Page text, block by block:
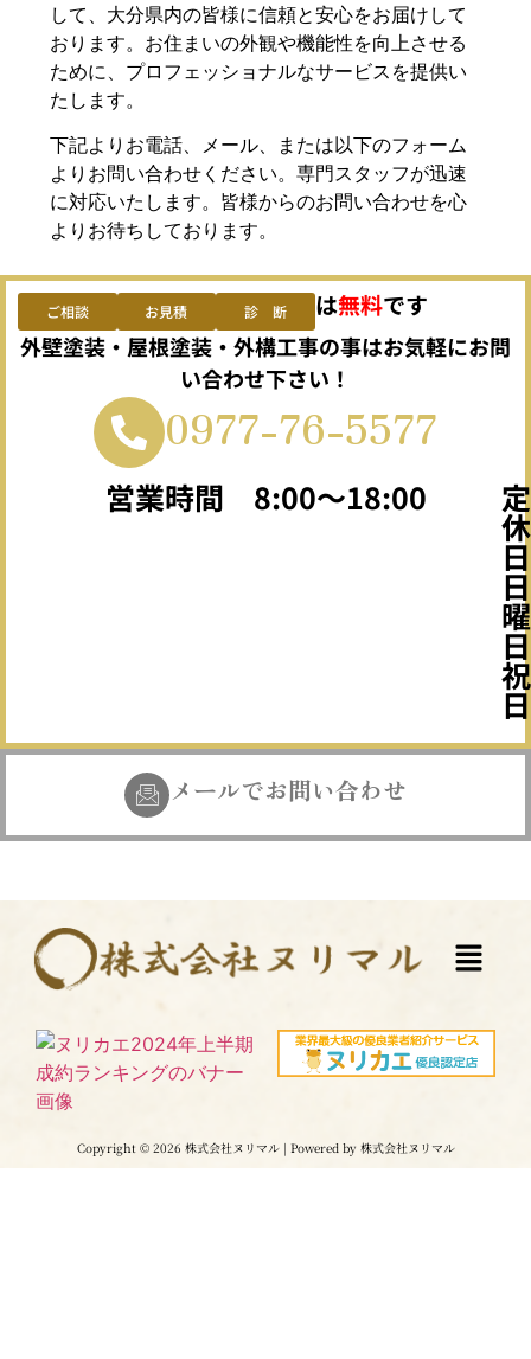
して、大分県内の皆様に信頼と安心をお届けして
おります。お住まいの外観や機能性を向上させる
ために、プロフェッショナルなサービスを提供い
たします。
下記よりお電話、メール、または以下のフォーム
よりお問い合わせください。専門スタッフが迅速
に対応いたします。皆様からのお問い合わせを心
よりお待ちしております。
ご相談 お見積 診 断 は無料です
外壁塗装・屋根塗装・外構工事の事はお気軽にお問
い合わせ下さい！
0977-76-5577
営業時間 8:00～18:00 定
休
日
曜
祝
日
メールでお問い合わせ
Copyright © 2026 株式会社ヌリマル | Powered by 株式会社ヌリマル